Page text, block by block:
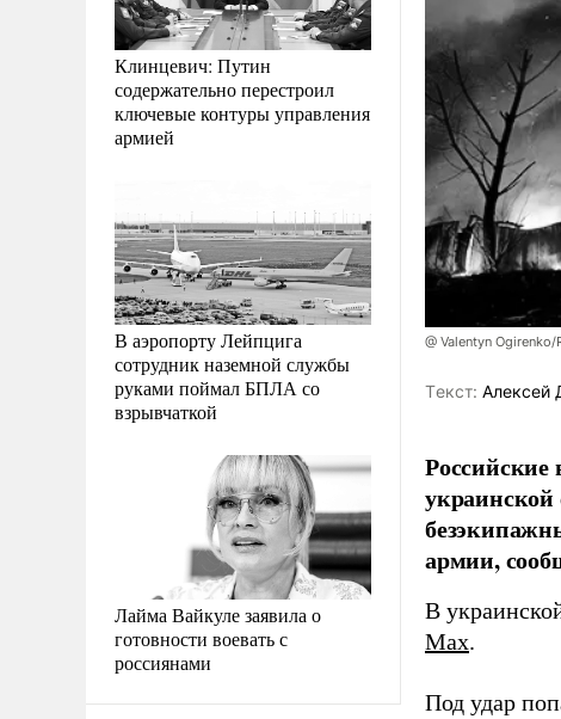
Клинцевич: Путин
содержательно перестроил
ключевые контуры управления
армией
В аэропорту Лейпцига
сотрудник наземной службы
руками поймал БПЛА со
взрывчаткой
Лайма Вайкуле заявила о
готовности воевать с
россиянами
@ Valentyn Ogirenko/
Tекст: Алексей
Российские
армии,
В
Max.
Под удар